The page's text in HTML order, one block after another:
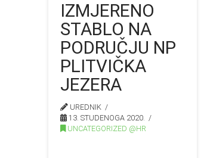
IZMJERENO
STABLO NA
PODRUČJU NP
PLITVIČKA
JEZERA
UREDNIK
13. STUDENOGA 2020.
UNCATEGORIZED @HR